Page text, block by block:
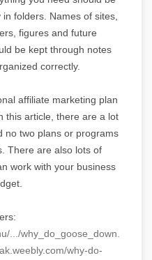
folders. Names of sites,
figures and future
be kept through notes
correctly.
affiliate marketing plan
this article, there are a lot
no two plans or programs
There are also lots of
work with your business
.../why_do_goose_down...
why-do-